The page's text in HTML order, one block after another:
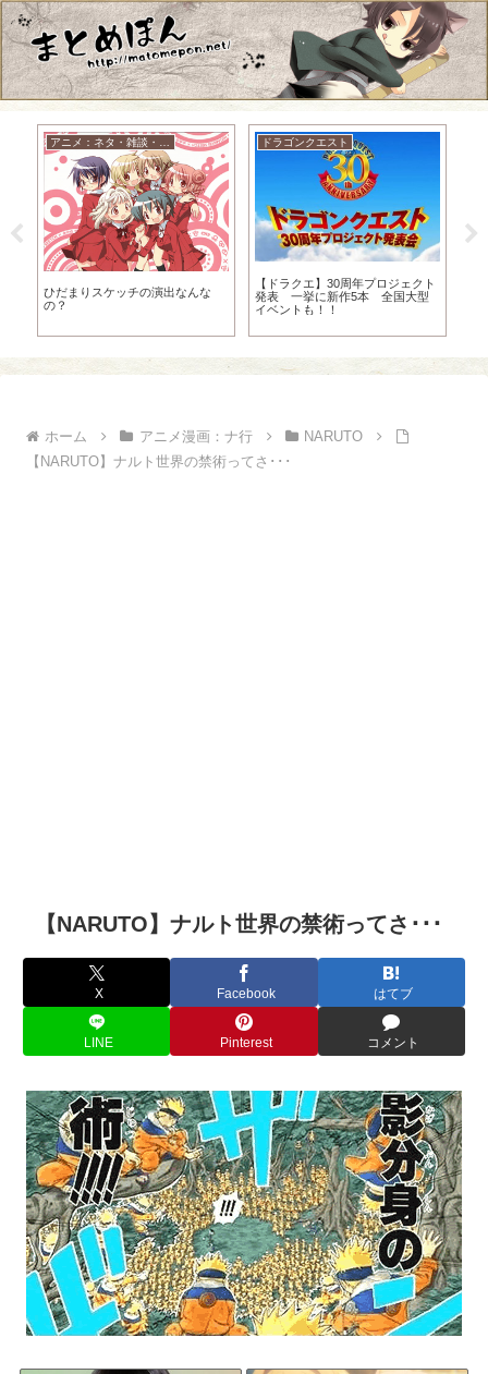
アニメ：ネタ・雑談・ニュース
ひだまりスケッチの演出なんな
の？
ドラゴンクエスト
【ドラクエ】30周年プロジェクト
発表 一挙に新作5本 全国大型
イベントも！！
ホーム アニメ漫画：ナ行
NARUTO
【NARUTO】ナルト世界の禁術ってさ･･･
【NARUTO】ナルト世界の禁術ってさ･･･
X Facebook はてブ
LINE Pinterest コメント